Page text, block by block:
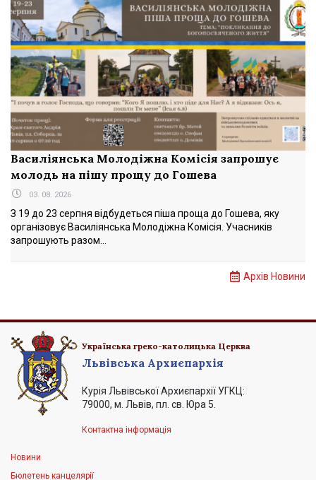
Василіянська Молодіжна Комісія запрошує
молодь на пішу прощу до Гошева
03. 08. 2026
З 19 до 23 серпня відбудеться піша проща до Гошева, яку
організовує Василіянська Молодіжна Комісія. Учасників
запрошують разом...
Архів Новини
Українська греко-католицька Церква
Львівська Архиєпархія
Курія Львівської Архиєпархії УГКЦ:
79000, м. Львів, пл. св. Юра 5.
Контактна інформація
Новини
Бюлетень канцелярії